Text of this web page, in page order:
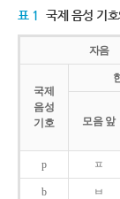
표 1 국제 음성 기
자음
국제
음성
기호
모음 앞
p ㅍ
b ㅂ